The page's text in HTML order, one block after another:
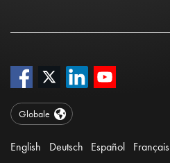
Globale
English Deutsch Español Français